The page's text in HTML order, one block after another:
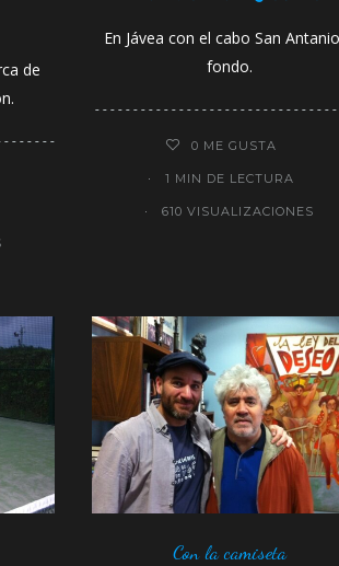
de
En Jávea con el cabo San
fondo.
0 ME GUSTA
1 MIN DE LECTURA
610 VISUALIZACIONES
Con la camiseta